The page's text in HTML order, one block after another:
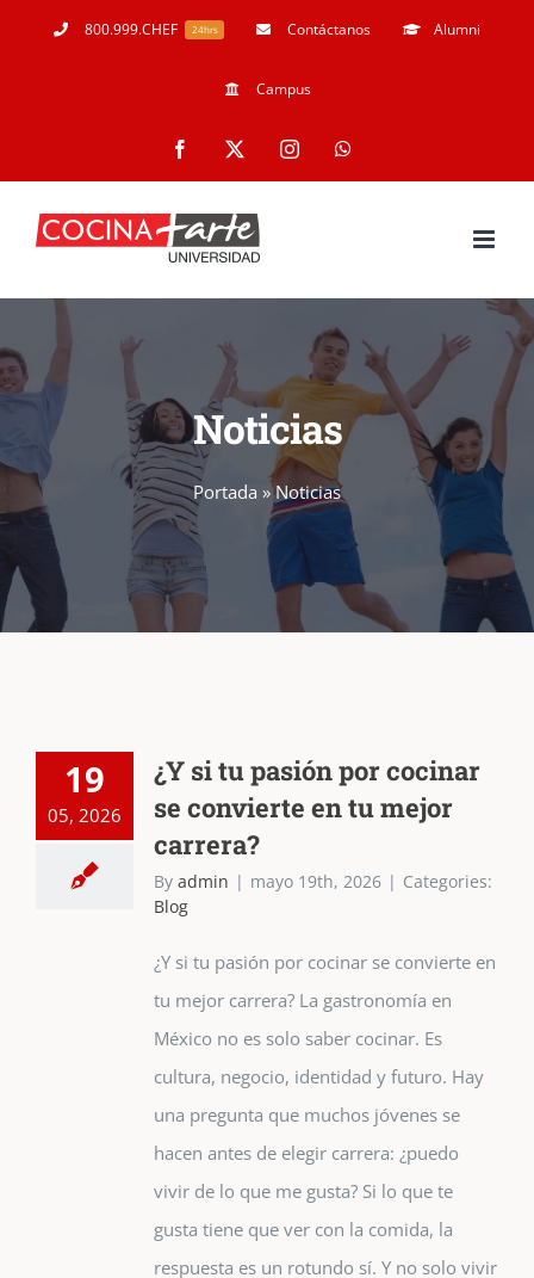
800.999.CHEF 24hrs Contáctanos Alumni
Campus
Facebook InstagramWhatsApp
Noticias
Portada »Noticias
19
05, 2026
¿Y si tu pasión por cocinar
se convierte en tu mejor
carrera?
By admin | mayo 19th, 2026 | Categories:
Blog
¿Y si tu pasión por cocinar se convierte en
tu mejor carrera? La gastronomía en
México no es solo saber cocinar. Es
cultura, negocio, identidad y futuro. Hay
una pregunta que muchos jóvenes se
hacen antes de elegir carrera: ¿puedo
vivir de lo que me gusta? Si lo que te
gusta tiene que ver con la comida, la
respuesta es un rotundo sí. Y no solo vivir